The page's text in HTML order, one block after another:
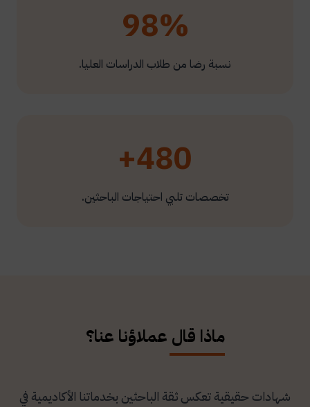
98%
نسبة رضا من طلاب الدراسات العليا.
480+
تخصصات تلبي احتياجات الباحثين.
ماذا قال عملاؤنا عنا؟
شهادات حقيقية تعكس ثقة الباحثين بخدماتنا الأكاديمية في